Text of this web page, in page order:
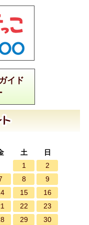
イド
土
日
1
2
8
9
15
16
22
23
29
30